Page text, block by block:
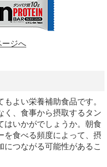
ージへ
よい栄養補助食品です。
く、食事から摂取するタン
はいかがでしょうか。朝食
を食べる頻度によって、摂
つながる可能性があるこ